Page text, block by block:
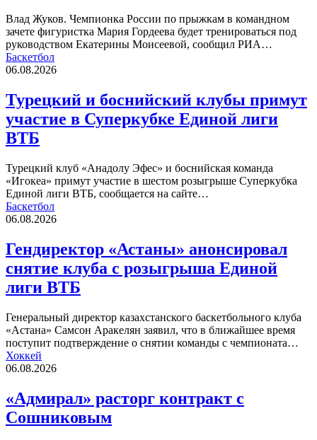
Влад Жуков. Чемпионка России по прыжкам в командном
зачете фигуристка Мария Гордеева будет тренироваться под
руководством Екатерины Моисеевой, сообщил РИА…
Баскетбол
06.08.2026
Турецкий и боснийский клубы примут
участие в Суперкубке Единой лиги
ВТБ
Турецкий клуб «Анадолу Эфес» и боснийская команда
«Игокеа» примут участие в шестом розыгрыше Суперкубка
Единой лиги ВТБ, сообщается на сайте…
Баскетбол
06.08.2026
Гендиректор «Астаны» анонсировал
снятие клуба с розыгрыша Единой
лиги ВТБ
Генеральный директор казахстанского баскетбольного клуба
«Астана» Самсон Аракелян заявил, что в ближайшее время
поступит подтверждение о снятии команды с чемпионата…
Хоккей
06.08.2026
«Адмирал» расторг контракт с
Сошниковым